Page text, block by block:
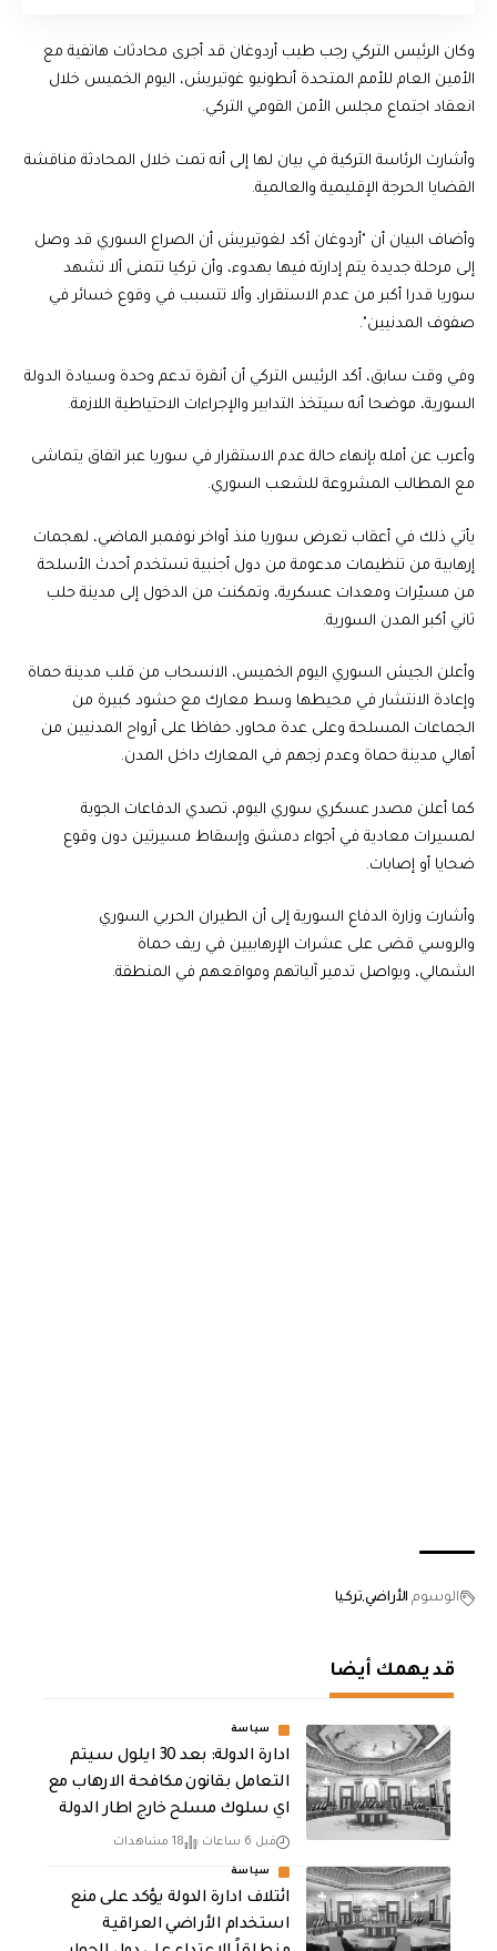
وكان الرئيس التركي رجب طيب أردوغان قد أجرى محادثات هاتفية مع
الأمين العام للأمم المتحدة أنطونيو غوتيريش، اليوم الخميس خلال
انعقاد اجتماع مجلس الأمن القومي التركي.
وأشارت الرئاسة التركية في بيان لها إلى أنه تمت خلال المحادثة مناقشة
القضايا الحرجة الإقليمية والعالمية.
وأضاف البيان أن "أردوغان أكد لغوتيريش أن الصراع السوري قد وصل
إلى مرحلة جديدة يتم إدارته فيها بهدوء، وأن تركيا تتمنى ألا تشهد
سوريا قدرا أكبر من عدم الاستقرار، وألا تتسبب في وقوع خسائر في
صفوف المدنيين".
وفي وقت سابق، أكد الرئيس التركي أن أنقرة تدعم وحدة وسيادة الدولة
السورية، موضحا أنه سيتخذ التدابير والإجراءات الاحتياطية اللازمة.
وأعرب عن أمله بإنهاء حالة عدم الاستقرار في سوريا عبر اتفاق يتماشى
مع المطالب المشروعة للشعب السوري.
يأتي ذلك في أعقاب تعرض سوريا منذ أواخر نوفمبر الماضي، لهجمات
إرهابية من تنظيمات مدعومة من دول أجنبية تستخدم أحدث الأسلحة
من مسيّرات ومعدات عسكرية، وتمكنت من الدخول إلى مدينة حلب
ثاني أكبر المدن السورية.
وأعلن الجيش السوري اليوم الخميس، الانسحاب من قلب مدينة حماة
وإعادة الانتشار في محيطها وسط معارك مع حشود كبيرة من
الجماعات المسلحة وعلى عدة محاور، حفاظا على أرواح المدنيين من
أهالي مدينة حماة وعدم زجهم في المعارك داخل المدن.
كما أعلن مصدر عسكري سوري اليوم، تصدي الدفاعات الجوية
لمسيرات معادية في أجواء دمشق وإسقاط مسيرتين دون وقوع
ضحايا أو إصابات.
وأشارت وزارة الدفاع السورية إلى أن الطيران الحربي السوري
والروسي قضى على عشرات الإرهابيين في ريف حماة
الشمالي، ويواصل تدمير آلياتهم ومواقعهم في المنطقة.
الوسوم الأراضيتركيا
قد يهمك أيضا
سياسة
ادارة الدولة: بعد 30 ايلول سيتم
التعامل بقانون مكافحة الارهاب مع
اي سلوك مسلح خارج اطار الدولة
قبل 6 ساعات 18 مشاهدات
سياسة
ائتلاف ادارة الدولة يؤكد على منع
استخدام الأراضي العراقية